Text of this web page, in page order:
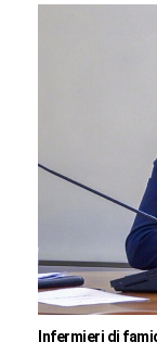
Infermieri di